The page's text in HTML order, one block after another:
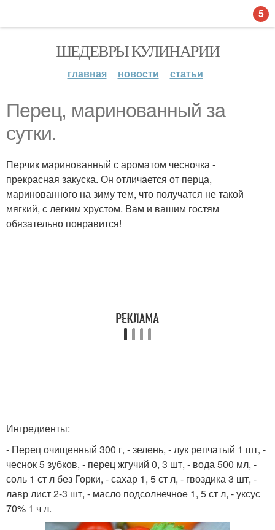
ШЕДЕВРЫ КУЛИНАРИИ
главная новости статьи
Перец, маринованный за
сутки.
Перчик маринованный с ароматом чесночка -
прекрасная закуска. Он отличается от перца,
маринованного на зиму тем, что получатся не такой
мягкий, с легким хрустом. Вам и вашим гостям
обязательно понравится!
Ингредиенты:
- Перец очищенный 300 г, - зелень, - лук репчатый 1 шт, -
чеснок 5 зубков, - перец жгучий 0, 3 шт, - вода 500 мл, -
соль 1 ст л без Горки, - сахар 1, 5 ст л, - гвоздика 3 шт, -
лавр лист 2-3 шт, - масло подсолнечное 1, 5 ст л, - уксус
70% 1 ч л.
5